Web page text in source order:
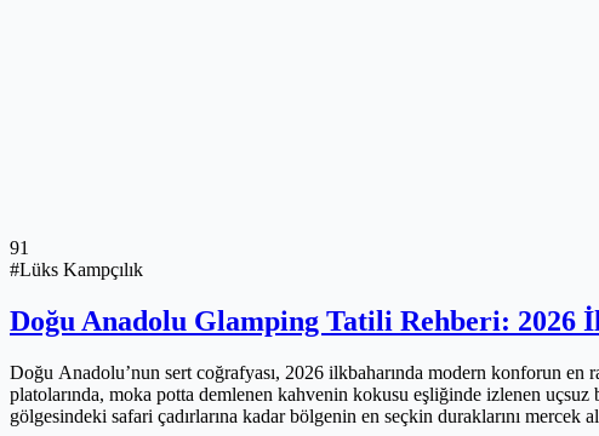
91
#Lüks Kampçılık
Doğu Anadolu Glamping Tatili Rehberi: 2026
Doğu Anadolu’nun sert coğrafyası, 2026 ilkbaharında modern konforun
platolarında, moka potta demlenen kahvenin kokusu eşliğinde izlenen
gölgesindeki safari çadırlarına kadar bölgenin en seçkin duraklarını